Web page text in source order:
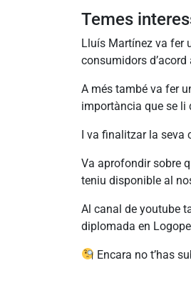
Temes
Lluís Martínez va fer
consumidors
A més també va fer
importància que se li
I va finalitzar la seva
Va aprofondir sobre
teniu disponible al
Al canal de youtube
diplomada en
Encara no t’has